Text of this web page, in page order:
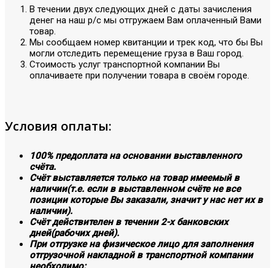
В течении двух следующих дней с даты зачисления
денег на наш р/с мы отгружаем Вам оплаченный Вами
товар.
Мы сообщаем номер квитанции и трек код, что бы Вы
могли отследить перемещение груза в Ваш город.
Стоимость услуг транспортной компании Вы
оплачиваете при получении товара в своём городе.
Условия оплаты:
100% предоплата на основании выставленного
счёта.
Счёт выставляется только на товар имеемый в
наличии(т.е. если в выставленном счёте не все
позиции которые Вы заказали, значит у нас нет их в
наличии).
Счёт действителен в течении 2-х банковских
дней(рабочих дней).
При отгрузке на физическое лицо для заполнения
отгрузочной накладной в транспортной компании